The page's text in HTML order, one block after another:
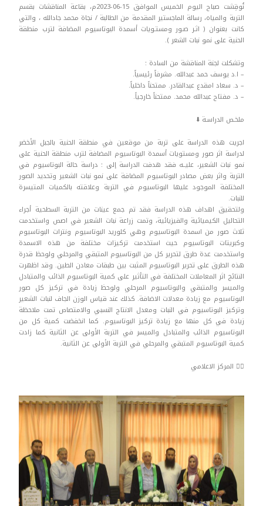
نُوقِشت صباح اليوم الخميس الموافق 15-06-2023م، بقاعة المناقشات بقسم
التربة والمياه، رسالة الماجستير المقدمة من الطالبة / نجاة محمد جادالله ، والتي
كانت بعنوان ( اثـر صـور ومستـويات أسمدة البوتاسيوم المضافة لترب منطقة
الحنية على نمو نبات الشعر ).
وتشكلت لجنة المناقشة من السادة :
– ا.د يوسف حمد عبدالله. مشرفاً رئيسياً.
– د. سعاد امقدع عبدالقادر. ممتحناً داخلياً.
– د. مفتاح عبدالله محمد. ممتحناً خارجياً.
ملخـص الدراسـة ⬇️
اجريت هذه الدراسة على تربة من موقعين في منطقة الحنية بالجبل الأخضر
لدراسة اثر صور ومستويات أسمدة البوتاسيوم المضافة لترب منطقة الحنية على
نمو نبات الشعير، عليــه فقد هدفت الدراسة إلى : دراسة حالة البوتاسيوم في
التربة واثر بعض مصادر البوتاسيوم المضافة على نمو نبات الشعير وتحديد الصور
المختلفة الموجود عليها البوتاسيوم في التربة وعلاقته بالكميات المتيسرة
للنبات.
ولتحقيق اهداف هذه الدراسة فقد تم جمع عينات من التربة السطحية أجراء
التحاليل الكيميائية والفيزيائية، وتمت زراعة نبات الشعير في اصص واستخدمت
ثلاث صور من اسمدة البوتاسيوم وهي كلوريد البوتاسيوم ونترات البوتاسيوم
وكبريتات البوتاسيوم حيث استخدمت تركيزات مختلفة من هذه الاسمدة
واستخدمت عدة طرق لتحرير كل من البوتاسيوم المتبقي والمرحلي ولوحظ قدرة
هذه الطرق على تحرير البوتاسيوم المثبت بين طبقات معادن الطين. وقد اظهرت
النتائج اثر المعاملات المختلفة في التأثير على كمية البوتاسيوم الذائب والمتبادل
والميسر والمتبقي والبوتاسيوم المرحلي ولوحظ زيادة في تركيز كل صور
البوتاسيوم مع زيادة معدلات الاضافة. كذلك عند قياس الوزن الجاف لنبات الشعير
وتركيز البوتاسيوم في النبات ومعدل الانتاج النسبي والامتصاص تمت ملاحظة
زيادة في كل منها مع زيادة تركيز البوتاسيوم. كما انخفضت كمية كل من
البوتاسيوم الذائب والمتبادل والميسر في التربة الأولى عن الثانية كما زادت
كمية البوتاسيوم المتبقي والمرحلي في التربة الأولى عن الثانية.
✍🏻 المركز الاعلامي